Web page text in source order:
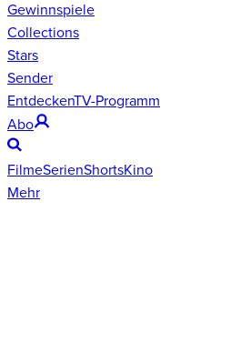
Gewinnspiele
Collections
Stars
Sender
EntdeckenTV-Programm
Abo
FilmeSerienShortsKino
Mehr